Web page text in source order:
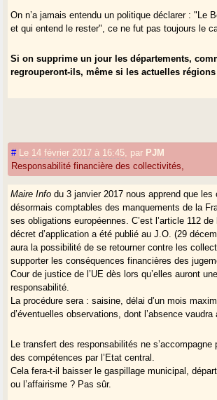
pour la IIIème République, son archéo-
modèle est à bout, saturé.
On n’a jamais entendu un politique déclarer : "Le
et qui entend le rester", ce ne fut pas toujours le
Si on supprime un jour les départements,
regrouperont-ils, même si les actuelles
# Le 14 février 2017 à 16:45 par PJM
Responsabilité financière des collectivités,
Maire Info du 3 janvier 2017 nous apprend que
désormais comptables des manquements de la
ses obligations européennes. C’est l’article 112
décret d’application a été publié au J.O. (29
aura la possibilité de se retourner contre les
supporter les conséquences financières des
Cour de justice de l’UE dès lors qu’elles auront
responsabilité.
La procédure sera : saisine, délai d’un mois
d’éventuelles observations, dont l’absence vaudra
Le transfert des responsabilités ne s’accompagne
des compétences par l’Etat central.
Cela fera-t-il baisser le gaspillage municipal,
ou l’affairisme ? Pas sûr.